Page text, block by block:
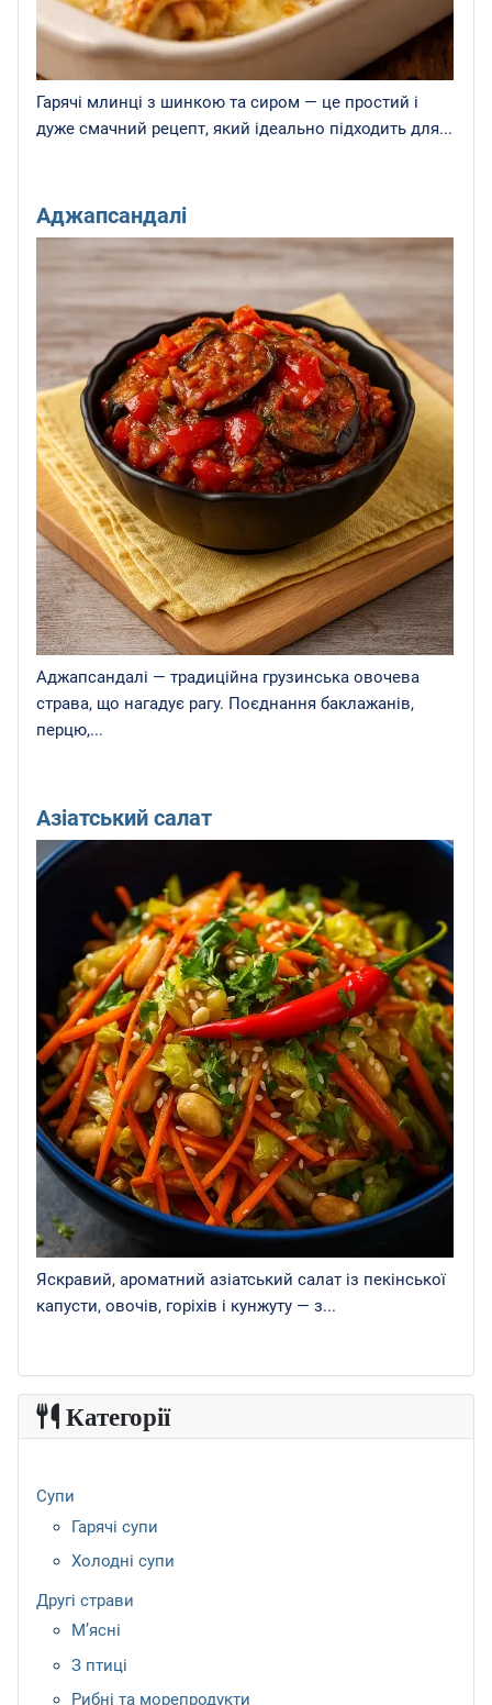
Гарячі млинці з шинкою та сиром — це простий і
дуже смачний рецепт, який ідеально підходить для...
Аджапсандалі
Аджапсандалі — традиційна грузинська овочева
страва, що нагадує рагу. Поєднання баклажанів,
перцю,...
Азіатський салат
Яскравий, ароматний азіатський салат із пекінської
капусти, овочів, горіхів і кунжуту — з...
Категорії
Супи
Гарячі супи
Холодні супи
Другі страви
М’ясні
З птиці
Рибні та морепродукти